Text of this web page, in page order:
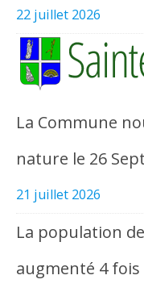
22 juillet 2026
La Commune
nature le 26
21 juillet 2026
La population
augmenté 4 fois